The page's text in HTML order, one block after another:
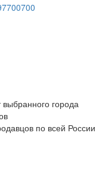
города
по всей России